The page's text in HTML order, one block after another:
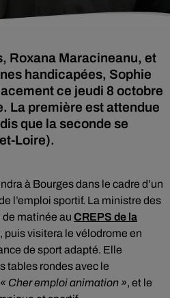
Roxana Maracineanu, et
handicapées, Sophie
ce jeudi 8 octobre
La première est attendue
que la seconde se
Loire).
à Bourges dans le cadre d’un
l’emploi sportif. La ministre des
matinée au CREPS de la
, puis visitera le vélodrome en
de sport adapté. Elle
tables rondes avec le
« Cher emploi animation », et le